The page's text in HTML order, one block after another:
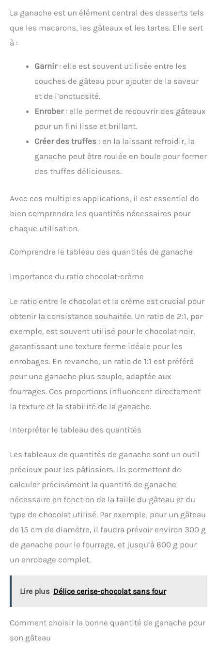
La ganache est un élément central des desserts tels
que les macarons, les gâteaux et les tartes. Elle sert
à :
Garnir: elle est souvent utilisée entre les
couches de gâteau pour ajouter de la saveur
et de l’onctuosité.
Enrober: elle permet de recouvrir des gâteaux
pour un fini lisse et brillant.
Créer des truffes : en la laissant refroidir, la
ganache peut être roulée en boule pour former
des truffes délicieuses.
Avec ces multiples applications, il est essentiel de
bien comprendre les quantités nécessaires pour
chaque utilisation.
Comprendre le tableau des quantités de ganache
Importance du ratio chocolat-crème
Le ratio entre le chocolat et la crème est crucial pour
obtenir la consistance souhaitée. Un ratio de 2:1, par
exemple, est souvent utilisé pour le chocolat noir,
garantissant une texture ferme idéale pour les
enrobages. En revanche, un ratio de 1:1 est préféré
pour une ganache plus souple, adaptée aux
fourrages. Ces proportions influencent directement
la texture et la stabilité de la ganache.
Interpréter le tableau des quantités
Les tableaux de quantités de ganache sont un outil
précieux pour les pâtissiers. Ils permettent de
calculer précisément la quantité de ganache
nécessaire en fonction de la taille du gâteau et du
type de chocolat utilisé. Par exemple, pour un gâteau
de 15 cm de diamètre, il faudra prévoir environ 300 g
de ganache pour le fourrage, et jusqu’à 600 g pour
un enrobage complet.
Lire plus Délice cerise-chocolat sans four
Comment choisir la bonne quantité de ganache pour
son gâteau